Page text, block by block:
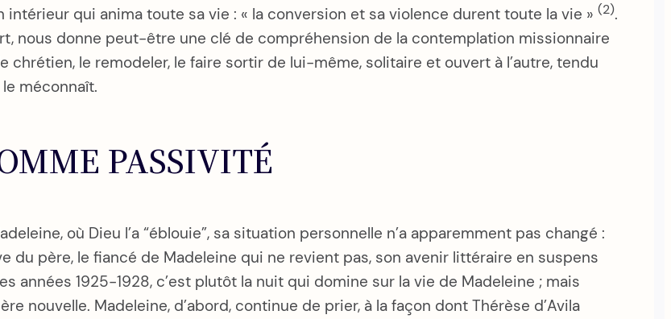
intérieur qui anima toute sa vie : « la conversion et sa violence durent toute la vie »(2).
nous donne peut-être une clé de compréhension de la contemplation missionnaire
le remodeler, le faire sortir de lui-même, solitaire et ouvert à l’autre, tendu
méconnaît.
PASSIVITÉ
où Dieu l’a “éblouie”, sa situation personnelle n’a apparemment pas changé :
du père, le fiancé de Madeleine qui ne revient pas, son avenir littéraire en suspens
années 1925-1928, c’est plutôt la nuit qui domine sur la vie de Madeleine ; mais
nouvelle. Madeleine, d’abord, continue de prier, à la façon dont Thérèse d’Avila